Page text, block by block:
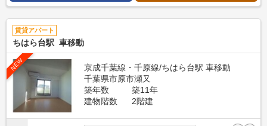
賃貸アパート
ちはら台駅 車移動
NEW
京成千葉線・千原線/ちはら台駅 車移動
千葉県市原市瀬又
築年数
築11年
建物階数
2階建